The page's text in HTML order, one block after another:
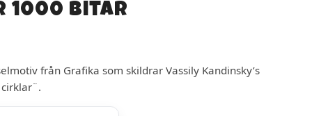
bitar
från Grafika som skildrar Vassily Kandinsky’s